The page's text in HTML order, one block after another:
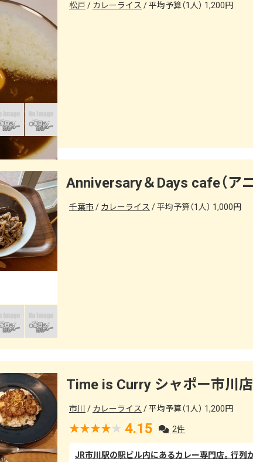
松戸 カレーライス 平均予算（1人） 1,200円
千葉市 カレーライス 平均予算（1人） 1,000円
Time is Curry シャポー市川店
市川 カレーライス 平均予算（1人） 1,200円
4.15 2件